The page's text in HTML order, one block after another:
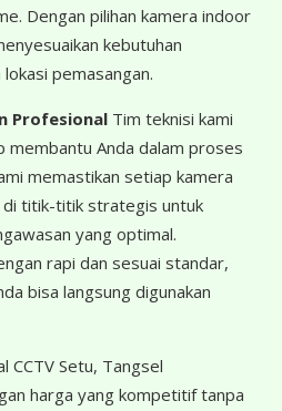
Dengan pilihan kamera indoor
kebutuhan
pemasangan.
ProfesionalTim teknisi kami
membantu Anda dalam proses
memastikan setiap kamera
titik-titik strategis untuk
yang optimal.
rapi dan sesuai standar,
bisa langsung digunakan
CCTV Setu, Tangsel
harga yang kompetitif tanpa